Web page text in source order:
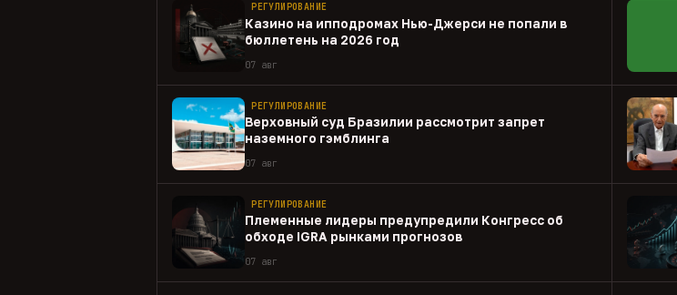
РЕГУЛИРОВАНИЕ
Казино на ипподромах Нью-Джерси не попали в
бюллетень на 2026 год
07 авг
РЕГУЛИРОВАНИЕ
Верховный суд Бразилии рассмотрит запрет
наземного гэмблинга
07 авг
РЕГУЛИРОВАНИЕ
Племенные лидеры предупредили Конгресс об
обходе IGRA рынками прогнозов
07 авг